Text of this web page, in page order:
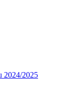
2024/2025